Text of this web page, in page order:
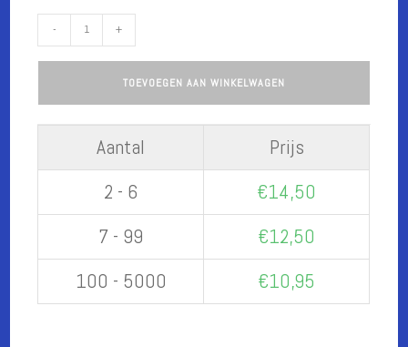
Wijn
- +
TOEVOEGEN AAN WINKELWAGEN
Aantal
Prijs
2 - 6
€14,50
7 - 99
€12,50
100 - 5000
€10,95